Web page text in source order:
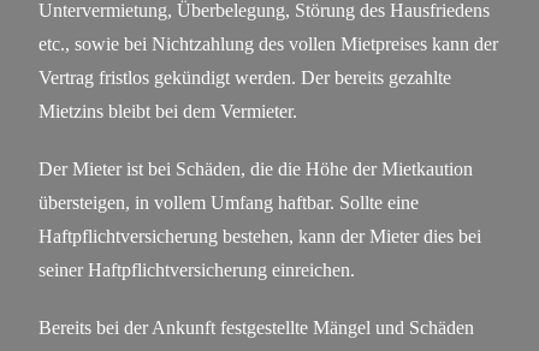
Untervermietung, Überbelegung, Störung des Hausfriedens
etc., sowie bei Nichtzahlung des vollen Mietpreises kann der
Vertrag fristlos gekündigt werden. Der bereits gezahlte
Mietzins bleibt bei dem Vermieter.
Der Mieter ist bei Schäden, die die Höhe der Mietkaution
übersteigen, in vollem Umfang haftbar. Sollte eine
Haftpflichtversicherung bestehen, kann der Mieter dies bei
seiner Haftpflichtversicherung einreichen.
Bereits bei der Ankunft festgestellte Mängel und Schäden